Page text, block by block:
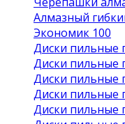
Алмазный
Экономик 100
Диски пильные
Диски пильные
Диски пильные
Диски пильные
Диски пильные